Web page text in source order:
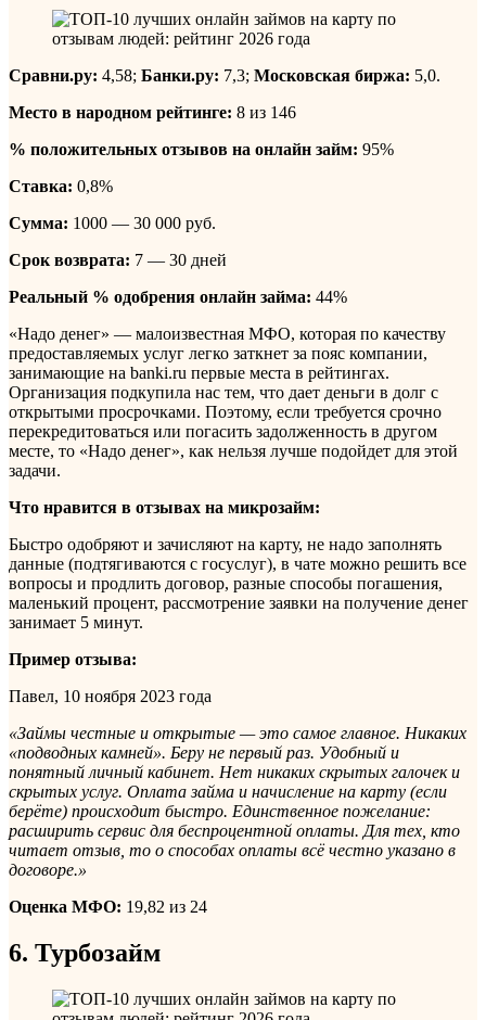
Сравни.ру: 4,58; Банки.ру: 7,3; Московская биржа: 5,0.
Место в народном рейтинге: 8 из 146
% положительных отзывов на онлайн займ: 95%
Ставка: 0,8%
Сумма: 1000 — 30 000 руб.
Срок возврата: 7 — 30 дней
Реальный % одобрения онлайн займа: 44%
«Надо денег» — малоизвестная МФО, которая по качеству
предоставляемых услуг легко заткнет за пояс компании,
занимающие на banki.ru первые места в рейтингах.
Организация подкупила нас тем, что дает деньги в долг с
открытыми просрочками. Поэтому, если требуется срочно
перекредитоваться или погасить задолженность в другом
месте, то «Надо денег», как нельзя лучше подойдет для этой
задачи.
Что нравится в отзывах на микрозайм:
Быстро одобряют и зачисляют на карту, не надо заполнять
данные (подтягиваются с госуслуг), в чате можно решить все
вопросы и продлить договор, разные способы погашения,
маленький процент, рассмотрение заявки на получение денег
занимает 5 минут.
Пример отзыва:
Павел, 10 ноября 2023 года
«Займы честные и открытые — это самое главное. Никаких
«подводных камней». Беру не первый раз. Удобный и
понятный личный кабинет. Нет никаких скрытых галочек и
скрытых услуг. Оплата займа и начисление на карту (если
берёте) происходит быстро. Единственное пожелание:
расширить сервис для беспроцентной оплаты. Для тех, кто
читает отзыв, то о способах оплаты всё честно указано в
договоре.»
Оценка МФО: 19,82 из 24
6. Турбозайм